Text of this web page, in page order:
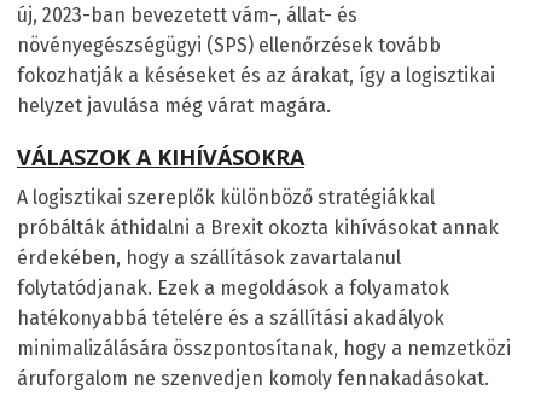
új, 2023-ban bevezetett vám-, állat- és
növényegészségügyi (SPS) ellenőrzések tovább
fokozhatják a késéseket és az árakat, így a logisztikai
helyzet javulása még várat magára.
VÁLASZOK A KIHÍVÁSOKRA
A logisztikai szereplők különböző stratégiákkal
próbálták áthidalni a Brexit okozta kihívásokat annak
érdekében, hogy a szállítások zavartalanul
folytatódjanak. Ezek a megoldások a folyamatok
hatékonyabbá tételére és a szállítási akadályok
minimalizálására összpontosítanak, hogy a nemzetközi
áruforgalom ne szenvedjen komoly fennakadásokat.